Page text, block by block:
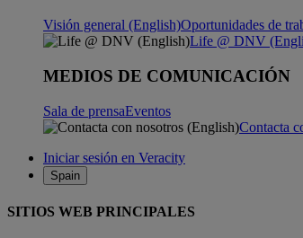
Visión general (English)Oportunidades de
Life @ DNV
MEDIOS DE COMUNICACIÓN
Sala de prensaEventos
Contacta
Iniciar sesión en Veracity
Spain
SITIOS WEB PRINCIPALES